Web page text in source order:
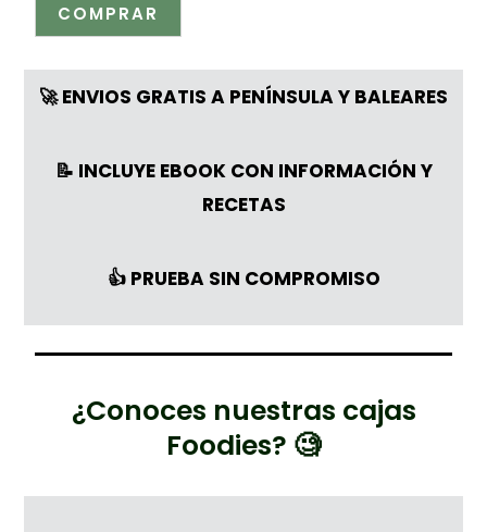
COMPRAR
🚀 ENVIOS GRATIS A PENÍNSULA Y BALEARES
📝 INCLUYE EBOOK CON INFORMACIÓN Y
RECETAS
👍 PRUEBA SIN COMPROMISO
¿Conoces nuestras cajas
Foodies? 🧐